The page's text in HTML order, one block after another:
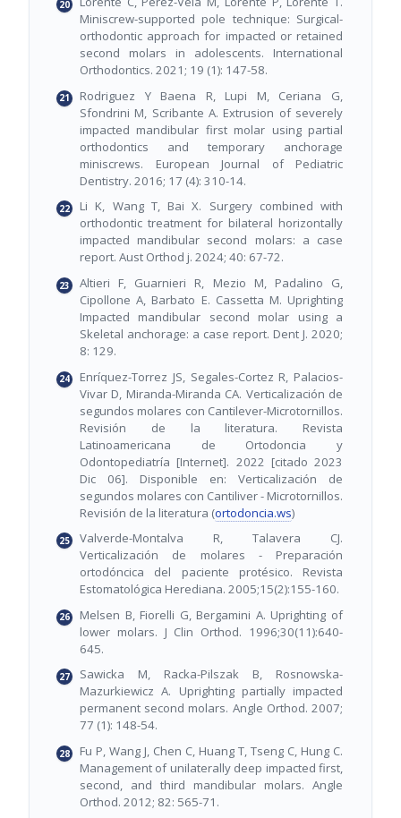
Miniscrew-supported pole technique: Surgical-
orthodontic approach for impacted or retained
second molars in adolescents. International
Orthodontics. 2021; 19 (1): 147-58.
Rodriguez Y Baena R, Lupi M, Ceriana G,
Sfondrini M, Scribante A. Extrusion of severely
impacted mandibular first molar using partial
orthodontics and temporary anchorage
miniscrews. European Journal of Pediatric
Dentistry. 2016; 17 (4): 310-14.
Li K, Wang T, Bai X. Surgery combined with
orthodontic treatment for bilateral horizontally
impacted mandibular second molars: a case
report. Aust Orthod j. 2024; 40: 67-72.
Altieri F, Guarnieri R, Mezio M, Padalino G,
Cipollone A, Barbato E. Cassetta M. Uprighting
Impacted mandibular second molar using a
Skeletal anchorage: a case report. Dent J. 2020;
8: 129.
Enríquez-Torrez JS, Segales-Cortez R, Palacios-
Vivar D, Miranda-Miranda CA. Verticalización de
segundos molares con Cantilever-Microtornillos.
Revisión de la literatura. Revista
Latinoamericana de Ortodoncia y
Odontopediatría [Internet]. 2022 [citado 2023
Dic 06]. Disponible en: Verticalización de
segundos molares con Cantiliver - Microtornillos.
Revisión de la literatura (ortodoncia.ws)
Valverde-Montalva R, Talavera CJ.
Verticalización de molares - Preparación
ortodóncica del paciente protésico. Revista
Estomatológica Herediana. 2005;15(2):155-160.
Melsen B, Fiorelli G, Bergamini A. Uprighting of
lower molars. J Clin Orthod. 1996;30(11):640-
645.
Sawicka M, Racka-Pilszak B, Rosnowska-
Mazurkiewicz A. Uprighting partially impacted
permanent second molars. Angle Orthod. 2007;
77 (1): 148-54.
Fu P, Wang J, Chen C, Huang T, Tseng C, Hung C.
Management of unilaterally deep impacted first,
second, and third mandibular molars. Angle
Orthod. 2012; 82: 565-71.